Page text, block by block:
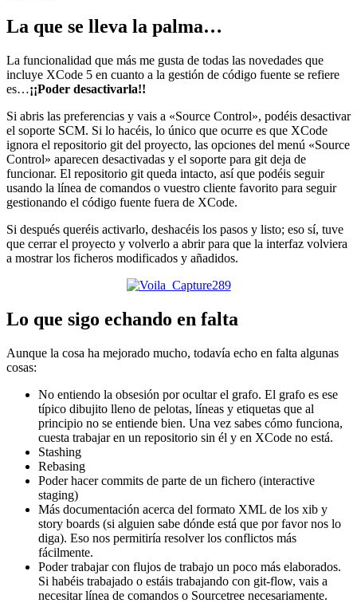
La que se lleva la palma…
La funcionalidad que más me gusta de todas las novedades que
incluye XCode 5 en cuanto a la gestión de código fuente se refiere
es…¡¡Poder desactivarla!!
Si abris las preferencias y vais a «Source Control», podéis desactivar
el soporte SCM. Si lo hacéis, lo único que ocurre es que XCode
ignora el repositorio git del proyecto, las opciones del menú «Source
Control» aparecen desactivadas y el soporte para git deja de
funcionar. El repositorio git queda intacto, así que podéis seguir
usando la línea de comandos o vuestro cliente favorito para seguir
gestionando el código fuente fuera de XCode.
Si después queréis activarlo, deshacéis los pasos y listo; eso sí, tuve
que cerrar el proyecto y volverlo a abrir para que la interfaz volviera
a mostrar los ficheros modificados y añadidos.
Lo que sigo echando en falta
Aunque la cosa ha mejorado mucho, todavía echo en falta algunas
cosas:
No entiendo la obsesión por ocultar el grafo. El grafo es ese
típico dibujito lleno de pelotas, líneas y etiquetas que al
principio no se entiende bien. Una vez sabes cómo funciona,
cuesta trabajar en un repositorio sin él y en XCode no está.
Stashing
Rebasing
Poder hacer commits de parte de un fichero (interactive
staging)
Más documentación acerca del formato XML de los xib y
story boards (si alguien sabe dónde está que por favor nos lo
diga). Eso nos permitiría resolver los conflictos más
fácilmente.
Poder trabajar con flujos de trabajo un poco más elaborados.
Si habéis trabajado o estáis trabajando con git-flow, vais a
necesitar línea de comandos o Sourcetree necesariamente.